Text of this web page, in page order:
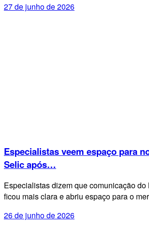
27 de junho de 2026
Especialistas veem espaço para
Selic após…
Especialistas dizem que comunicação do
ficou mais clara e abriu espaço para o
26 de junho de 2026